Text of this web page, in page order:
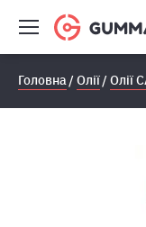
Головна Олії Олії